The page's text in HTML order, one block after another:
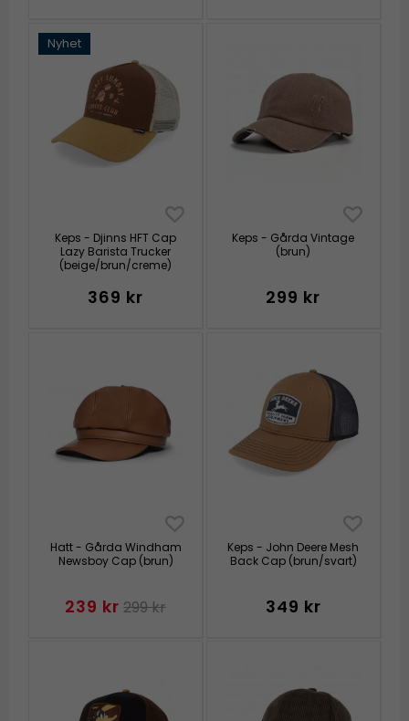
Nyhet
Keps - Djinns HFT Cap
Lazy Barista Trucker
(beige/brun/creme)
369 kr
Keps - Gårda Vintage
(brun)
299 kr
Hatt - Gårda Windham
Newsboy Cap (brun)
239 kr 299 kr
Keps - John Deere Mesh
Back Cap (brun/svart)
349 kr